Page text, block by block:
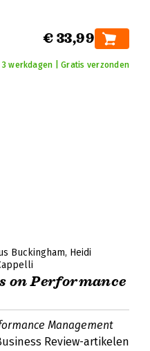
€ 33,99
werkdagen | Gratis verzonden
Buckingham Heidi
on Performance
Management
Review-artikelen